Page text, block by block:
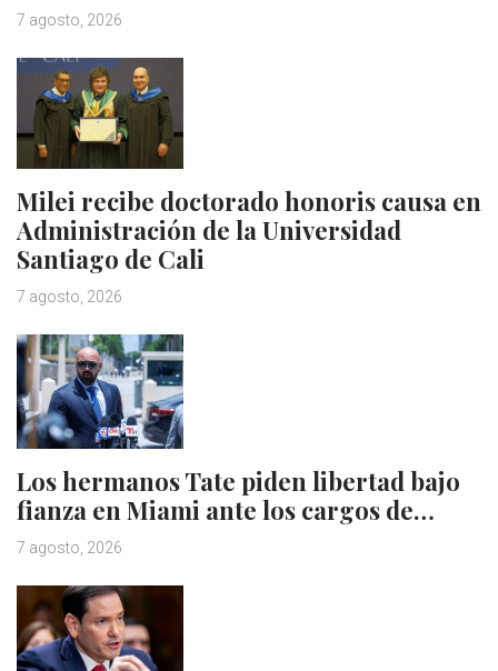
7 agosto, 2026
Milei recibe doctorado honoris causa en
Administración de la Universidad
Santiago de Cali
7 agosto, 2026
Los hermanos Tate piden libertad bajo
fianza en Miami ante los cargos de…
7 agosto, 2026